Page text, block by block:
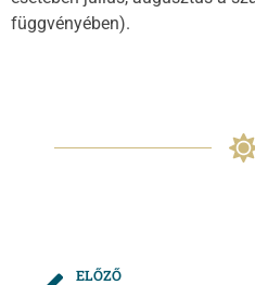
függvényében).
ELŐZŐ